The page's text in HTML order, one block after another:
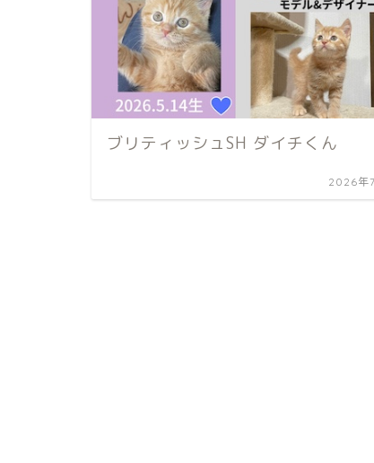
ブリティッシュSH ダイチくん
2026年